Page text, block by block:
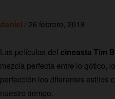
daniel / 26 febrero, 2018
Las películas del cineasta Tim
mezcla perfecta entre lo gótico, lo
perfección los diferentes estilos
nuestro tiempo.